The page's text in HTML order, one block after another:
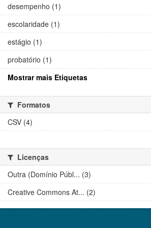
desempenho (1)
escolaridade (1)
estágio (1)
probatório (1)
Mostrar mais Etiquetas
Formatos
CSV (4)
Licenças
Outra (Domínio Públ... (3)
Creative Commons At... (2)